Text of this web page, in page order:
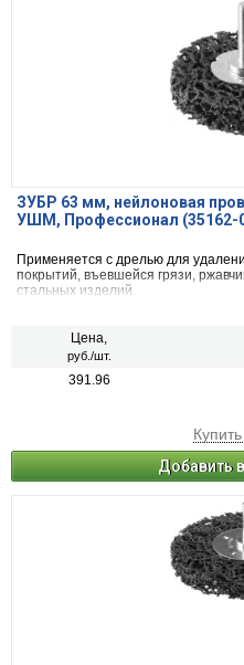
ЗУБР 63 мм, нейлоновая
УШМ, Профессионал (35162-
Применяется с дрелью для
покрытий, въевшейся грязи,
стальных изделий.
Цена,
руб./шт.
391.96
Добавить